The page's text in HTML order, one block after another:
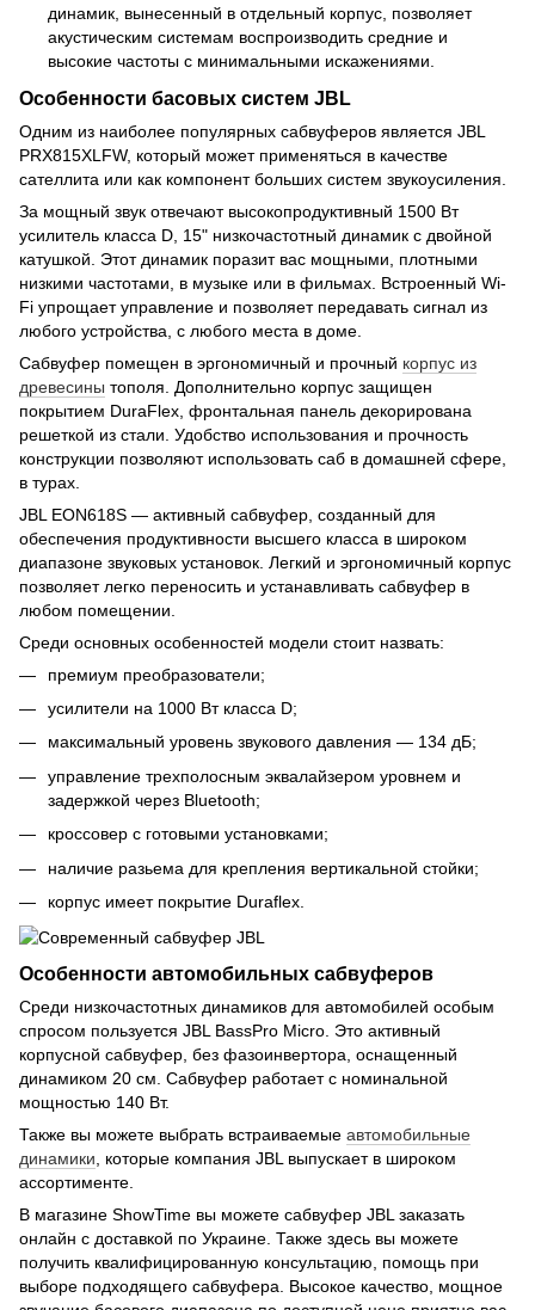
динамик, вынесенный в отдельный корпус, позволяет
акустическим системам воспроизводить средние и
высокие частоты с минимальными искажениями.
Особенности басовых систем JBL
Одним из наиболее популярных сабвуферов является JBL
PRX815XLFW, который может применяться в качестве
сателлита или как компонент больших систем звукоусиления.
За мощный звук отвечают высокопродуктивный 1500 Вт
усилитель класса D, 15" низкочастотный динамик с двойной
катушкой. Этот динамик поразит вас мощными, плотными
низкими частотами, в музыке или в фильмах. Встроенный Wi-
Fi упрощает управление и позволяет передавать сигнал из
любого устройства, с любого места в доме.
Сабвуфер помещен в эргономичный и прочный корпус из
древесины тополя. Дополнительно корпус защищен
покрытием DuraFlex, фронтальная панель декорирована
решеткой из стали. Удобство использования и прочность
конструкции позволяют использовать саб в домашней сфере,
в турах.
JBL EON618S — активный сабвуфер, созданный для
обеспечения продуктивности высшего класса в широком
диапазоне звуковых установок. Легкий и эргономичный корпус
позволяет легко переносить и устанавливать сабвуфер в
любом помещении.
Среди основных особенностей модели стоит назвать:
премиум преобразователи;
усилители на 1000 Вт класса D;
максимальный уровень звукового давления — 134 дБ;
управление трехполосным эквалайзером уровнем и
задержкой через Bluetooth;
кроссовер с готовыми установками;
наличие разьема для крепления вертикальной стойки;
корпус имеет покрытие Duraflex.
Особенности автомобильных сабвуферов
Среди низкочастотных динамиков для автомобилей особым
спросом пользуется JBL BassPro Micro. Это активный
корпусной сабвуфер, без фазоинвертора, оснащенный
динамиком 20 см. Сабвуфер работает с номинальной
мощностью 140 Вт.
Также вы можете выбрать встраиваемые автомобильные
динамики, которые компания JBL выпускает в широком
ассортименте.
В магазине ShowTime вы можете сабвуфер JBL заказать
онлайн с доставкой по Украине. Также здесь вы можете
получить квалифицированную консультацию, помощь при
выборе подходящего сабвуфера. Высокое качество, мощное